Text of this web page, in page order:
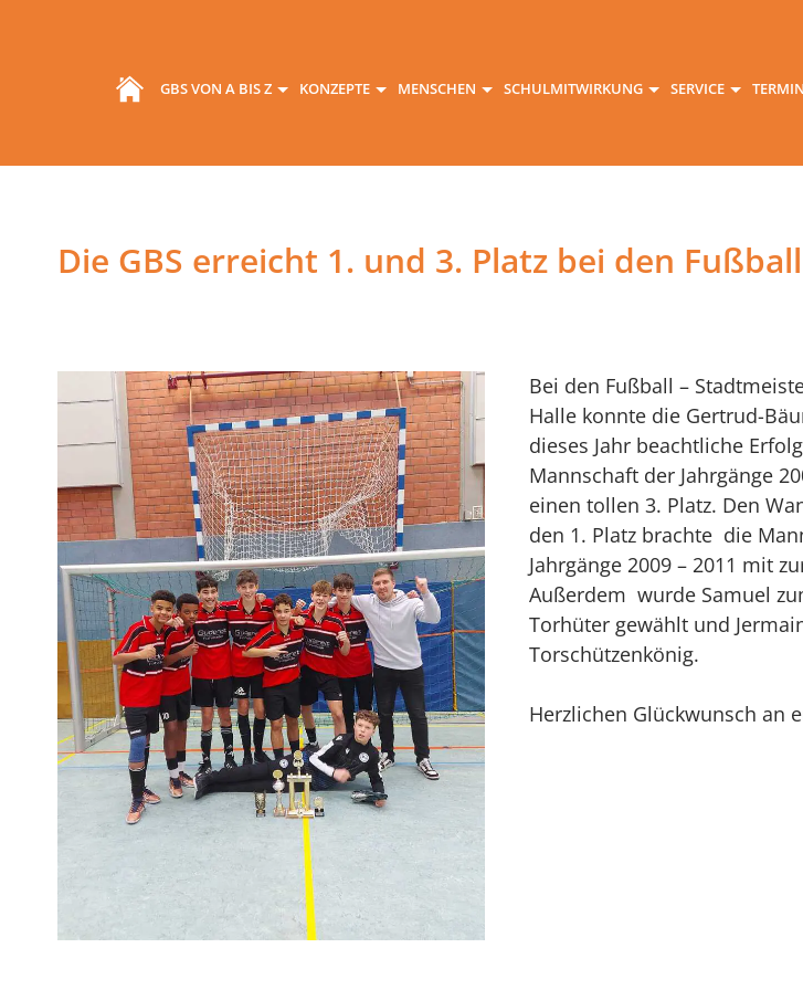
GBS VON A BIS Z KONZEPTE MENSCHEN SCHULMITWIRKUNG SERVICE
Die GBS erreicht 1. und 3. Platz bei den
Bei den Fußball –
Halle konnte die Gertrud-
dieses Jahr beachtliche
Mannschaft der Jahrgänge
einen tollen 3. Platz. Den
den 1. Platz brachte die
Jahrgänge 2009 – 2011 mit
Außerdem wurde Samuel
Torhüter gewählt und
Torschützenkönig.
Herzlichen Glückwunsch an